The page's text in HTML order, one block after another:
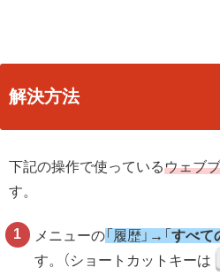
解決方法
下記の操作で使っているウェブ
す。
メニューの「履歴」→「すべて
す。（ショートカットキーは